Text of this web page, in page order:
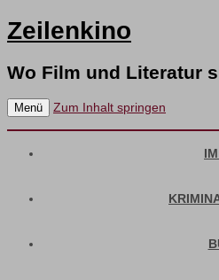
Zeilenkino
Wo Film und Literatur
Menü Zum Inhalt springen